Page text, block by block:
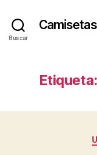
Buscar
Etiqueta: